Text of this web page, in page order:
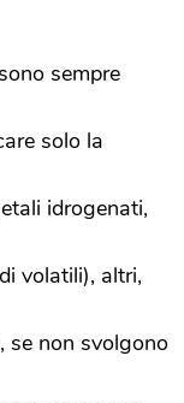
sempre
solo la
idrogenati,
volatili), altri,
se non svolgono